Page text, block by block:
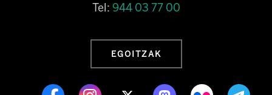
Tel: 944 03 77 00
EGOITZAK